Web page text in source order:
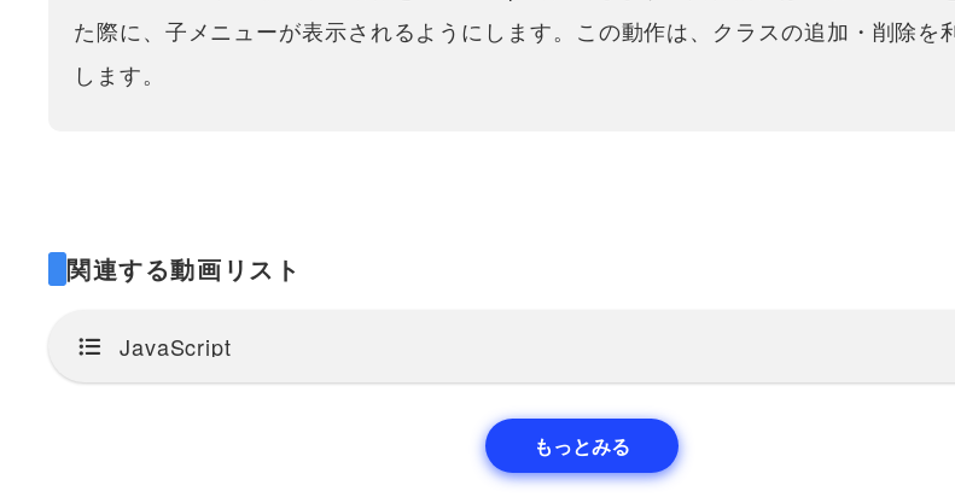
た際に、子メニューが表示されるようにします。この動作は、クラスの追加・削除を
します。
関連する動画リスト
JavaScript
もっとみる